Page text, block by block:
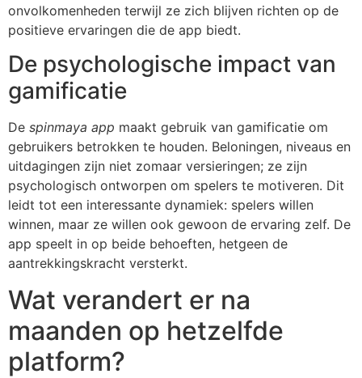
onvolkomenheden terwijl ze zich blijven richten op de
positieve ervaringen die de app biedt.
De psychologische impact van
gamificatie
De spinmaya app maakt gebruik van gamificatie om
gebruikers betrokken te houden. Beloningen, niveaus en
uitdagingen zijn niet zomaar versieringen; ze zijn
psychologisch ontworpen om spelers te motiveren. Dit
leidt tot een interessante dynamiek: spelers willen
winnen, maar ze willen ook gewoon de ervaring zelf. De
app speelt in op beide behoeften, hetgeen de
aantrekkingskracht versterkt.
Wat verandert er na
maanden op hetzelfde
platform?